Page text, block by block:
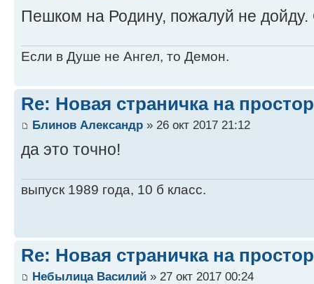
Пешком на Родину, пожалуй не
Если в Душе не Ангел, то Демон.
Re: Новая страничка на
Блинов Александр » 26 окт 2017 21:12
да это точно!
выпуск 1989 года, 10 б класс.
Re: Новая страничка на
Небылица Василий » 27 окт 2017 00:24